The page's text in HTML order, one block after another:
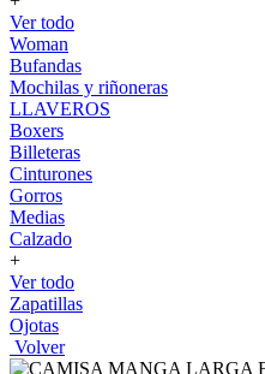
Ver todo
Woman
Bufandas
Mochilas y riñoneras
LLAVEROS
Boxers
Billeteras
Cinturones
Gorros
Medias
Calzado
+
Ver todo
Zapatillas
Ojotas
Volver